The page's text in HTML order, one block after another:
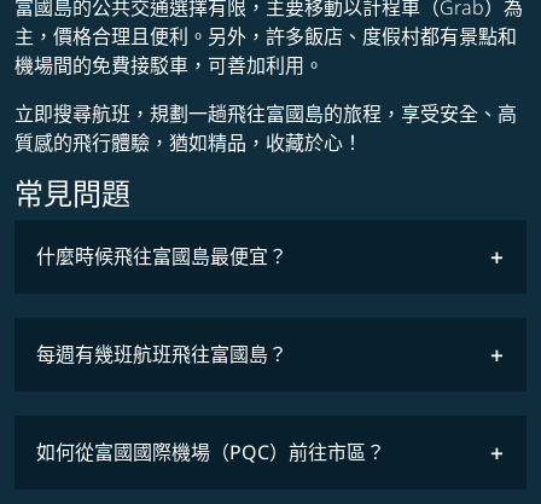
富國島的公共交通選擇有限，主要移動以計程車（Grab）為
主，價格合理且便利。另外，許多飯店、度假村都有景點和
機場間的免費接駁車，可善加利用。
立即搜尋航班，規劃一趟飛往富國島的旅程，享受安全、高
質感的飛行體驗，猶如精品，收藏於心！
常見問題
什麼時候飛往富國島最便宜？
COSMILE會員
每週有幾班航班飛往富國島？
如何從富國國際機場（PQC）前往市區？